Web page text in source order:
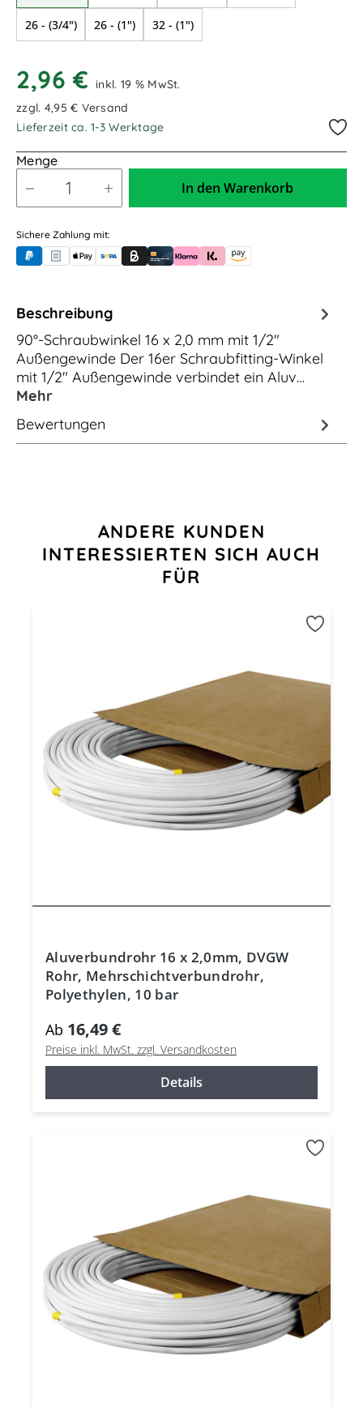
26 - (3/4") 26 - (1") 32 - (1")
2,96 €
inkl. 19 % MwSt.
zzgl. 4,95 € Versand
Lieferzeit ca. 1-3 Werktage
Menge
In den Warenkorb
Sichere Zahlung mit:
PayPalRechnungskauf (für Behörden)
Apple PayBanküberweisung (vorab)
Rechnungskauf (Billie)
Kreditkarte
Rechnung oder Ratenkauf (Klarna)
Sofortüberweisung (Klarna)
Amazon Pay
Beschreibung
90°-Schraubwinkel 16 x 2,0 mm mit 1/2"
Außengewinde Der 16er Schraubfitting-Winkel
mit 1/2" Außengewinde verbindet ein Aluv…
Mehr
Bewertungen
Produktgalerie überspringen
ANDERE KUNDEN
INTERESSIERTEN SICH AUCH
FÜR
Aluverbundrohr 16 x 2,0mm, DVGW
Rohr, Mehrschichtverbundrohr,
Polyethylen, 10 bar
Ab 16,49 €
Preise inkl. MwSt. zzgl. Versandkosten
Details